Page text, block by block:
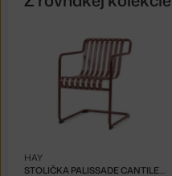
STOLIČKA PALISSADE CANTILEVER DINING, IRON RED
HAY